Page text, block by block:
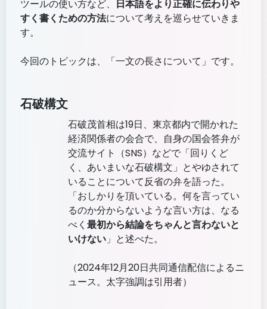
ツールの使い方など、 日本語をより正確に伝わりや
すく書くための方法について考えを巡らせていきま
す。
今回のトピックは、「一文の長さについて」です。
石破構文
石破茂首相は19日、東京都内で開かれた
経済関係者の会合で、自身の国会答弁が
交流サイト（SNS）などで「回りくど
く、あいまいな石破構文」とやゆされて
いることについて反省の弁を語った。
「おしかりを頂いている。何を言ってい
るのか分からないような言い方は、なる
べく 最初から結論をちゃんと言わないと
いけない」と述べた。
（2024年12月20日共同通信配信によるニ
ュース。太字強調は引用者）